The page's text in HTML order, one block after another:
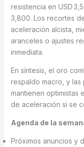
resistencia en USD
3,800. Los recortes
aceleración alcista,
aranceles o ajustes
inmediata.
En síntesis, el oro
respaldo macro, y
mantienen optimistas
de aceleración si se
Agenda de la
Próximos anuncios y